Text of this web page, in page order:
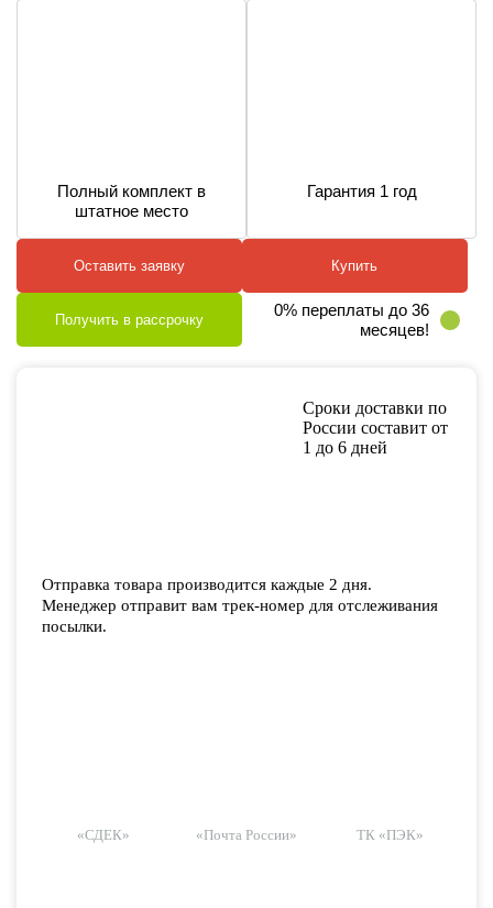
Полный комплект в
штатное место
Гарантия 1 год
Оставить заявку Купить
Получить в рассрочку
0% переплаты до 36
месяцев!
Сроки доставки по
России составит от
1 до 6 дней
Отправка товара производится каждые 2 дня.
Менеджер отправит вам трек-номер для отслеживания
посылки.
«СДЕК» «Почта России» ТК «ПЭК»